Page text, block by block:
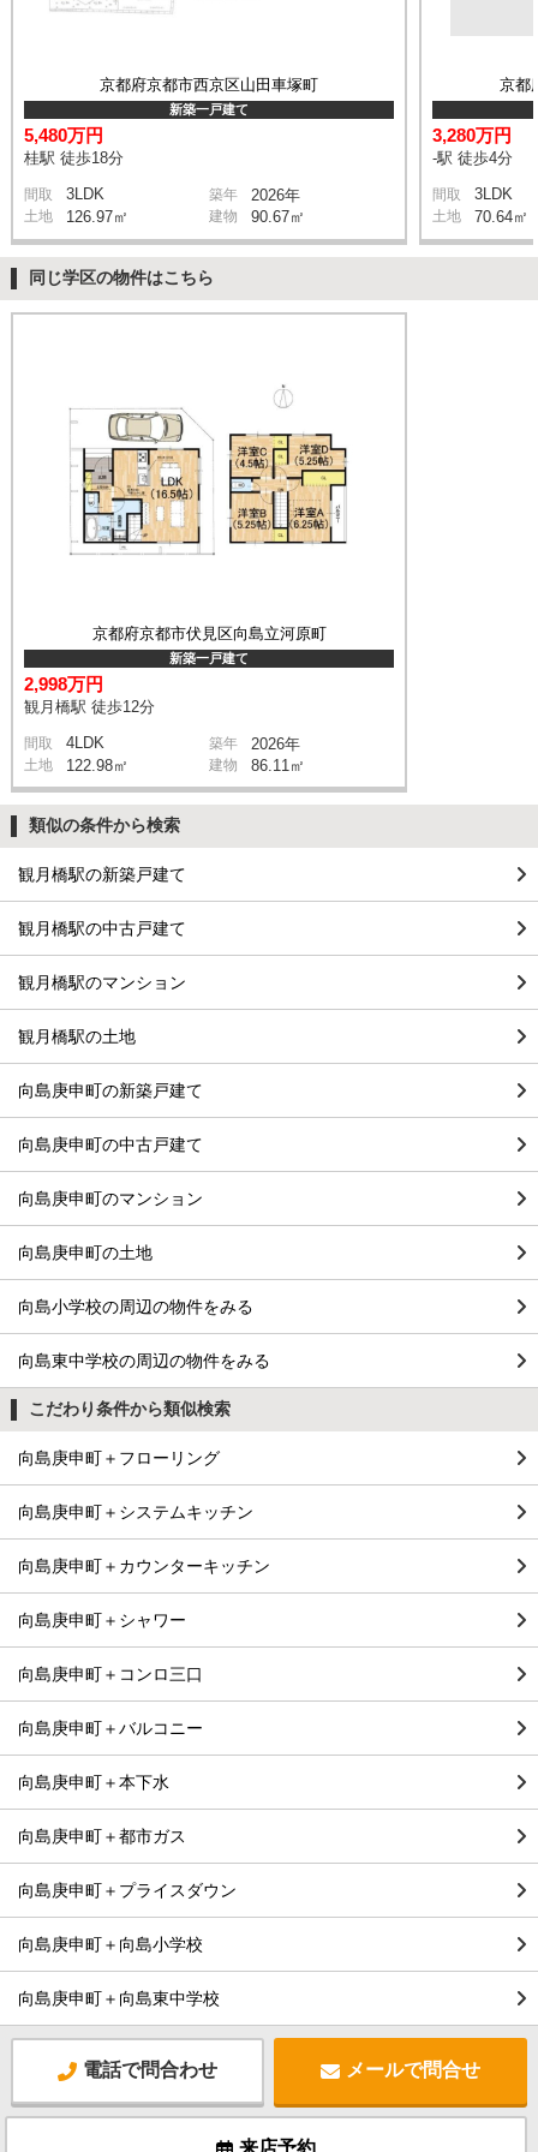
京都府京都市西京区山田車塚町
新築一戸建て
5,480万円
桂駅 徒歩18分
間取 3LDK 築年 2026年
土地 126.97㎡ 建物 90.67㎡
京都
3,280万円
-駅 徒歩4分
間取 3LDK
土地 70.64㎡
同じ学区の物件はこちら
京都府京都市伏見区向島立河原町
新築一戸建て
2,998万円
観月橋駅 徒歩12分
間取 4LDK 築年 2026年
土地 122.98㎡ 建物 86.11㎡
類似の条件から検索
観月橋駅の新築戸建て
観月橋駅の中古戸建て
観月橋駅のマンション
観月橋駅の土地
向島庚申町の新築戸建て
向島庚申町の中古戸建て
向島庚申町のマンション
向島庚申町の土地
向島小学校の周辺の物件をみる
向島東中学校の周辺の物件をみる
こだわり条件から類似検索
向島庚申町＋フローリング
向島庚申町＋システムキッチン
向島庚申町＋カウンターキッチン
向島庚申町＋シャワー
向島庚申町＋コンロ三口
向島庚申町＋バルコニー
向島庚申町＋本下水
向島庚申町＋都市ガス
向島庚申町＋プライスダウン
向島庚申町＋向島小学校
向島庚申町＋向島東中学校
電話で問合わせ メールで問合せ
来店予約